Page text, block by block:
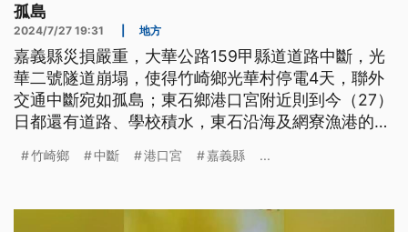
孤島
2024/7/27 19:31 地方
嘉義縣災損嚴重，大華公路159甲縣道道路中斷，光
華二號隧道崩塌，使得竹崎鄉光華村停電4天，聯外
交通中斷宛如孤島；東石鄉港口宮附近則到今（27）
日都還有道路、學校積水，東石沿海及網寮漁港的蚵
出遇上道路積水，2人推車行走，丈夫跌落水溝，找
竹崎鄉 中斷 港口宮 嘉義縣 ...